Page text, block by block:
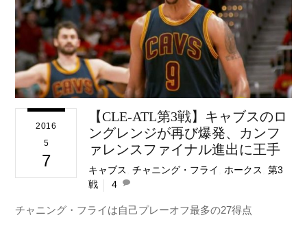
2016
5
7
【CLE-ATL第3戦】キャブスのロ
ングレンジが再び爆発、カンフ
ァレンスファイナル進出に王手
キャブス ,チャニング・フライ ,ホークス ,第3
戦
4
チャニング・フライは自己プレーオフ最多の27得点